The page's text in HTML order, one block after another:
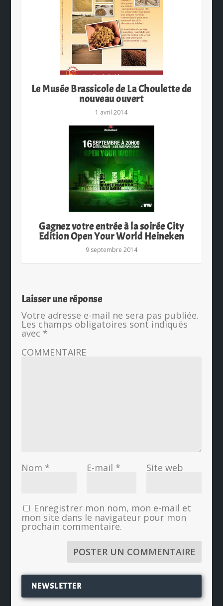
Le Musée Brassicole de La Choulette de
nouveau ouvert
1 avril 2014
Gagnez votre entrée à la soirée City
Edition Open Your World Heineken
9 septembre 2014
Laisser une réponse
Votre adresse e-mail ne sera pas publiée.
Les champs obligatoires sont indiqués
avec *
COMMENTAIRE
Nom * E-mail * Site web
Enregistrer mon nom, mon e-mail et
mon site dans le navigateur pour mon
prochain commentaire.
NEWSLETTER